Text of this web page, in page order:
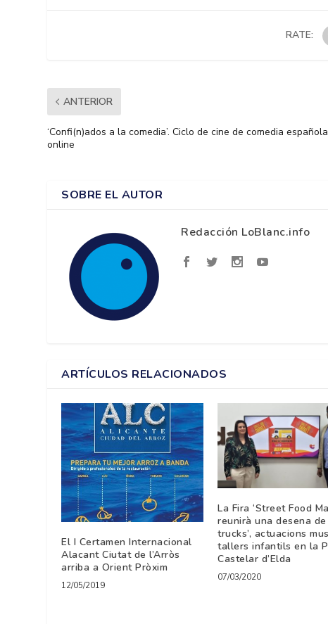
RATE:
ANTERIOR
‘Confi(n)ados a la comedia’. Ciclo de cine de comedia española
online
SOBRE EL AUTOR
Redacción LoBlanc.info
ARTÍCULOS RELACIONADOS
El I Certamen Internacional
Alacant Ciutat de l’Arròs
arriba a Orient Pròxim
12/05/2019
La Fira ‘Street Food
reunirà una desena de
trucks’, actuacions
tallers infantils en la
Castelar d’Elda
07/03/2020